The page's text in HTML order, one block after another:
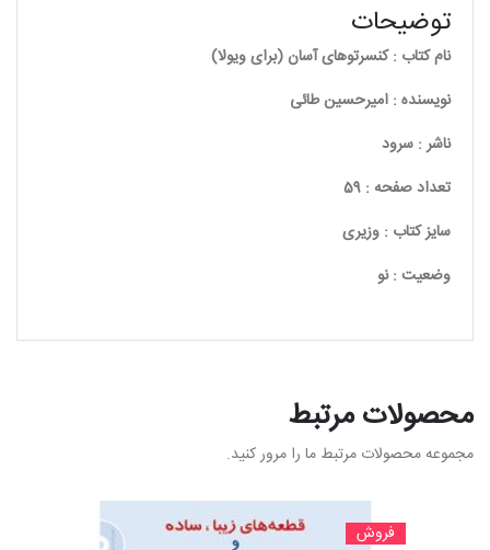
توضیحات
نام کتاب : کنسرتوهای آسان (برای ویولا)
نویسنده : امیرحسین طائی
ناشر : سرود
تعداد صفحه : 59
سایز کتاب : وزیری
وضعیت : نو
محصولات مرتبط
مجموعه محصولات مرتبط ما را مرور کنید.
فروش